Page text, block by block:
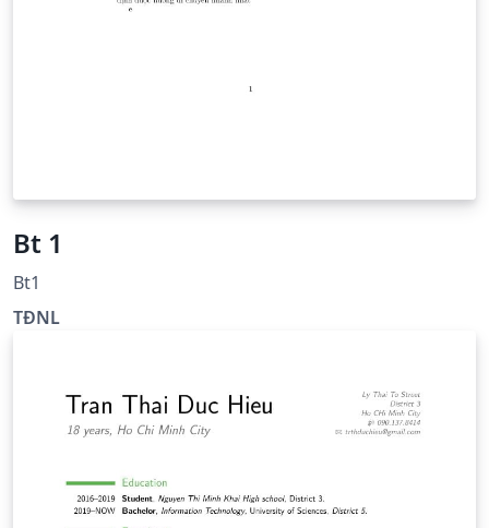
Bt 1
Bt1
TĐNL